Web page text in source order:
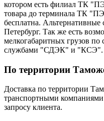
котором есть филиал ТК
товара до терминала ТК
бесплатна.
Петербург. Так же есть
мелкогабаритных грузов по
службами "СДЭК" и "КСЭ".
По территории
Доставка по территории
транспортными
запросу клиента.